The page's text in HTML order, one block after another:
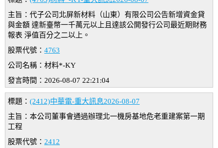
主旨：代子公司北屏新材料（山東）有限公司公告新增資金貸
與金額 達新臺幣一千萬元以上且達該公開發行公司最近期財務
報表 淨值百分之二以上。
股票代號： 4763
公司名稱：材料*-KY
發言時間：2026-08-07 22:21:04
標題： (2412)中華電-重大訊息2026-08-07
主旨：本公司董事會通過辦理北一機房基地危老重建案第一期
工程
股票代號： 2412